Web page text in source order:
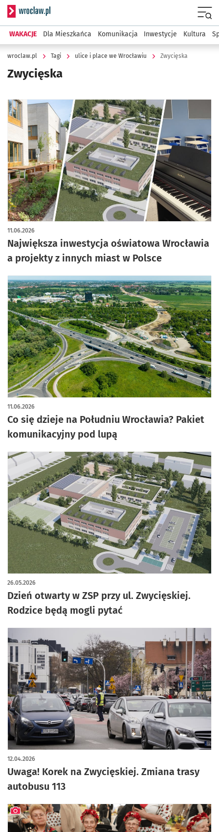
Serwis informacyjny wroclaw.pl
WAKACJE Dla Mieszkańca Komunikacja Inwestycje Kultura
wroclaw.pl Tagi ulice i place we Wrocławiu Zwycięska
Zwycięska
Największa inwestycja oświatowa Wrocławia
a projekty z innych miast w Polsce
11.06.2026
Co się dzieje na Południu Wrocławia? Pakiet
komunikacyjny pod lupą
11.06.2026
Dzień otwarty w ZSP przy ul. Zwycięskiej.
Rodzice będą mogli pytać
26.05.2026
Uwaga! Korek na Zwycięskiej. Zmiana trasy
autobusu 113
12.04.2026